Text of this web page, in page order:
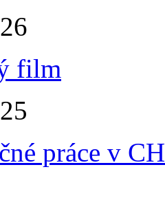
film
práce v